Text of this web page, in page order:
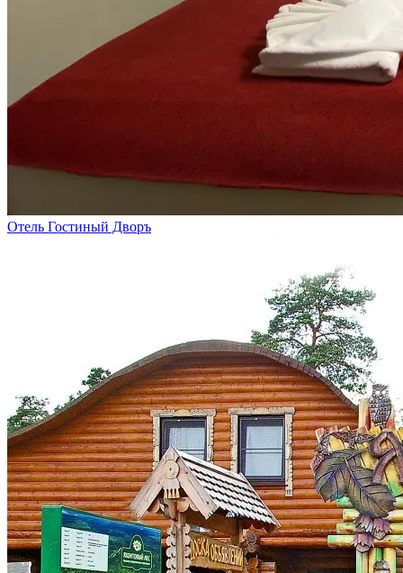
Отель Гостиный Дворъ